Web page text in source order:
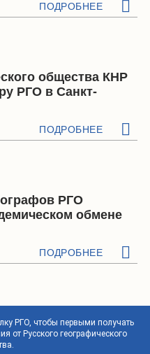
ПОДРОБНЕЕ
общества КНР
РГО в Санкт-
ПОДРОБНЕЕ
РГО
обмене
ПОДРОБНЕЕ
РГО, чтобы первыми получать
от Русского географического